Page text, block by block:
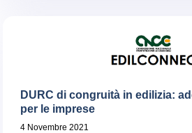
DURC di congruità in edilizia:
per le imprese
4 Novembre 2021